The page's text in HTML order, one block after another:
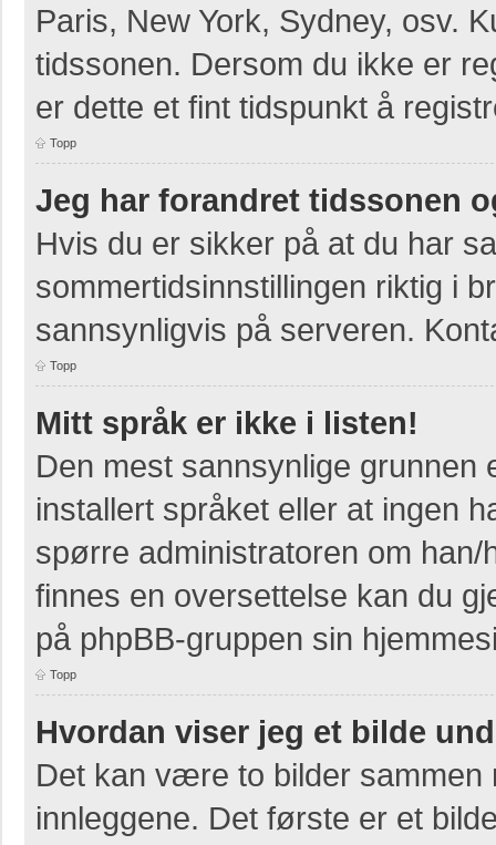
Paris, New York, Sydney, osv.
tidssonen. Dersom du ikke er
er dette et fint tidspunkt å
Topp
Jeg har forandret tidssonen
Hvis du er sikker på at du har
sommertidsinnstillingen riktig i
sannsynligvis på serveren.
Topp
Mitt språk er ikke i listen!
Den mest sannsynlige grunnen
installert språket eller at ingen
spørre administratoren om
finnes en oversettelse kan du
på phpBB-gruppen sin
Topp
Hvordan viser jeg et bilde
Det kan være to bilder
innleggene. Det første er et